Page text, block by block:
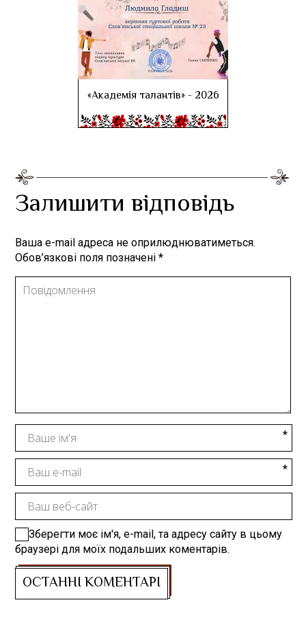
«Академія талантів» - 2026
Залишити відповідь
Ваша e-mail адреса не оприлюднюватиметься.
Обов’язкові поля позначені*
Зберегти моє ім'я, e-mail, та адресу сайту в цьому
браузері для моїх подальших коментарів.